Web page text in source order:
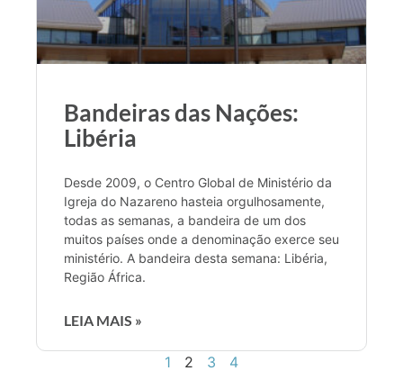
Bandeiras das Nações:
Libéria
Desde 2009, o Centro Global de Ministério da
Igreja do Nazareno hasteia orgulhosamente,
todas as semanas, a bandeira de um dos
muitos países onde a denominação exerce seu
ministério. A bandeira desta semana: Libéria,
Região África.
LEIA MAIS »
1 2 3 4